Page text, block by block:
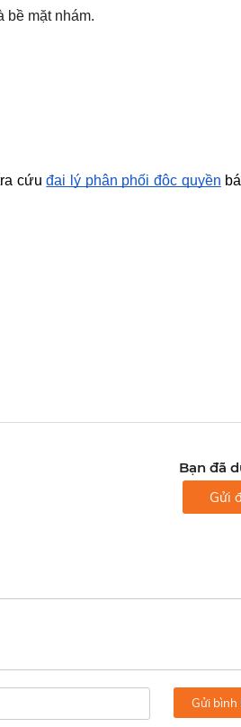
bề mặt nhám.
cứu đại lý phân phối độc quyền
Bạn đã
Gửi
Gửi bình